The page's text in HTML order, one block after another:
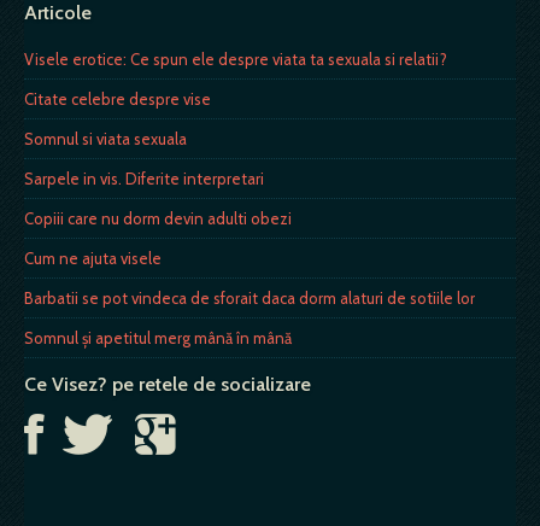
Articole
Visele erotice: Ce spun ele despre viata ta sexuala si relatii?
Citate celebre despre vise
Somnul si viata sexuala
Sarpele in vis. Diferite interpretari
Copiii care nu dorm devin adulti obezi
Cum ne ajuta visele
Barbatii se pot vindeca de sforait daca dorm alaturi de sotiile lor
Somnul şi apetitul merg mână în mână
Ce Visez? pe retele de socializare